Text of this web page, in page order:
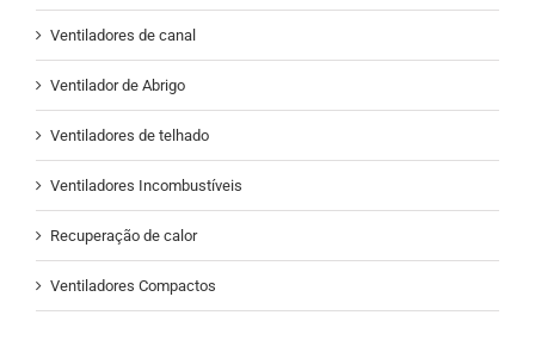
Ventiladores de canal
Ventilador de Abrigo
Ventiladores de telhado
Ventiladores Incombustíveis
Recuperação de calor
Ventiladores Compactos